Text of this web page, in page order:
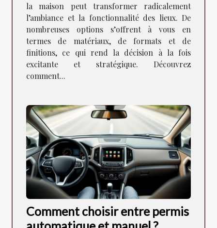
la maison peut transformer radicalement
l’ambiance et la fonctionnalité des lieux. De
nombreuses options s’offrent à vous en
termes de matériaux, de formats et de
finitions, ce qui rend la décision à la fois
excitante et stratégique. Découvrez
comment...
Comment choisir entre permis